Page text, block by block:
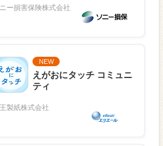
NEW
えがおにタッチ コミュニ
ティ